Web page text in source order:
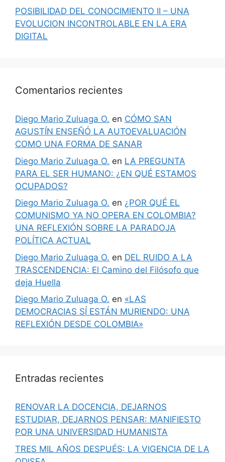
POSIBILIDAD DEL CONOCIMIENTO II – UNA
EVOLUCION INCONTROLABLE EN LA ERA
DIGITAL
Comentarios recientes
Diego Mario Zuluaga O. en CÓMO SAN
AGUSTÍN ENSEÑÓ LA AUTOEVALUACIÓN
COMO UNA FORMA DE SANAR
Diego Mario Zuluaga O. en LA PREGUNTA
PARA EL SER HUMANO: ¿EN QUÉ ESTAMOS
OCUPADOS?
Diego Mario Zuluaga O. en ¿POR QUÉ EL
COMUNISMO YA NO OPERA EN COLOMBIA?
UNA REFLEXIÓN SOBRE LA PARADOJA
POLÍTICA ACTUAL
Diego Mario Zuluaga O. en DEL RUIDO A LA
TRASCENDENCIA: El Camino del Filósofo que
deja Huella
Diego Mario Zuluaga O. en «LAS
DEMOCRACIAS SÍ ESTÁN MURIENDO: UNA
REFLEXIÓN DESDE COLOMBIA»
Entradas recientes
RENOVAR LA DOCENCIA, DEJARNOS
ESTUDIAR, DEJARNOS PENSAR: MANIFIESTO
POR UNA UNIVERSIDAD HUMANISTA
TRES MIL AÑOS DESPUÉS: LA VIGENCIA DE LA